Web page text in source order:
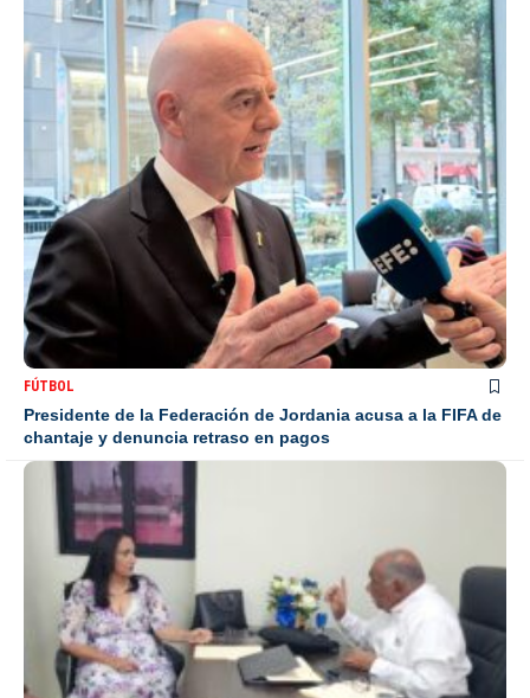
FÚTBOL
Presidente de la Federación de Jordania acusa a la FIFA de
chantaje y denuncia retraso en pagos